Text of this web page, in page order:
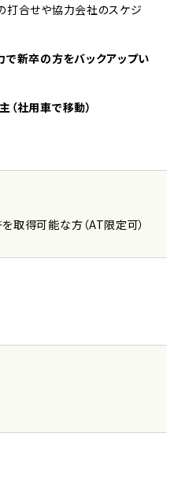
打合せや協力会社のスケジ
新卒の方をバックアップい
社用車で移動）
取得可能な方（AT限定可）